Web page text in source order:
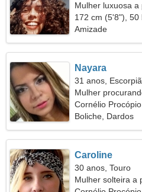
Mulher luxuosa
172 cm (5'8"), 50
Amizade
Nayara
31 anos,
Mulher
Cornélio Procópio
Boliche, Dardos
Caroline
30 anos, Touro
Mulher solteira a